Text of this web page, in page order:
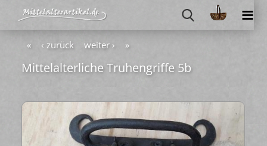
« ‹ zurück weiter › »
Mit­tel­al­ter­li­che Tru­hen­grif­fe 5b